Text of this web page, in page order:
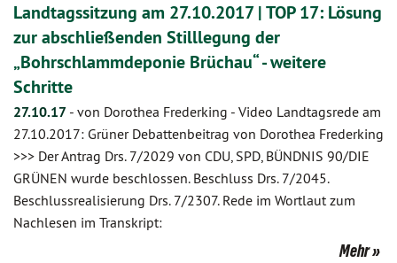
Landtagssitzung am 27.10.2017 | TOP 17: Lösung
zur abschließenden Stilllegung der
„Bohrschlammdeponie Brüchau“ - weitere
Schritte
27.10.17 - von Dorothea Frederking - Video Landtagsrede am
27.10.2017: Grüner Debattenbeitrag von Dorothea Frederking
>>> Der Antrag Drs. 7/2029 von CDU, SPD, BÜNDNIS 90/DIE
GRÜNEN wurde beschlossen. Beschluss Drs. 7/2045.
Beschlussrealisierung Drs. 7/2307. Rede im Wortlaut zum
Nachlesen im Transkript:
Mehr